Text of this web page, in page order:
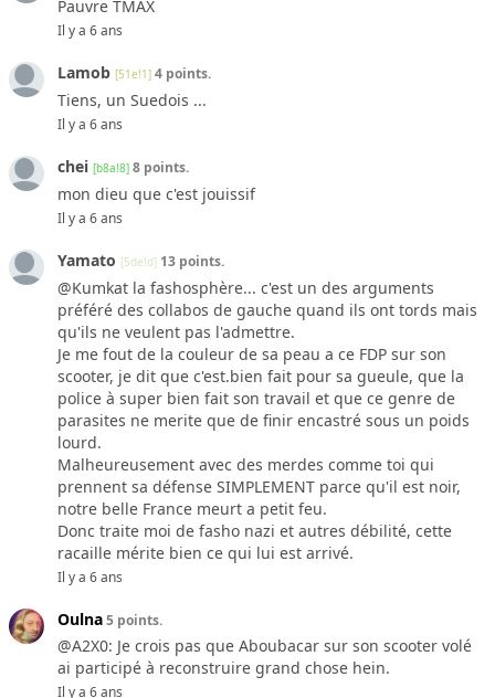
Pauvre TMAX
Il y a 6 ans
Lamob [51e!1] 4 points.
Tiens, un Suedois ...
Il y a 6 ans
chei [b8a!8] 8 points.
mon dieu que c'est jouissif
Il y a 6 ans
Yamato [5de!d] 13 points.
@Kumkat la fashosphère... c'est un des arguments
préféré des collabos de gauche quand ils ont tords mais
qu'ils ne veulent pas l'admettre.
Je me fout de la couleur de sa peau a ce FDP sur son
scooter, je dit que c'est.bien fait pour sa gueule, que la
police à super bien fait son travail et que ce genre de
parasites ne merite que de finir encastré sous un poids
lourd.
Malheureusement avec des merdes comme toi qui
prennent sa défense SIMPLEMENT parce qu'il est noir,
notre belle France meurt a petit feu.
Donc traite moi de fasho nazi et autres débilité, cette
racaille mérite bien ce qui lui est arrivé.
Il y a 6 ans
Oulna5 points.
@A2X0: Je crois pas que Aboubacar sur son scooter volé
ai participé à reconstruire grand chose hein.
Il y a 6 ans